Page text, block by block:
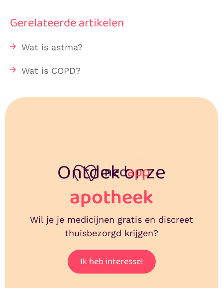
Gerelateerde artikelen
Wat is astma?
Wat is COPD?
Ontdek onze
apotheek
Wil je je medicijnen gratis en discreet
thuisbezorgd krijgen?
Ik heb interesse!